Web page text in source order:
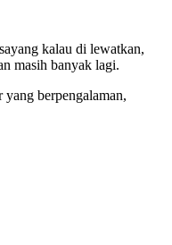
kalau di lewatkan,
masih banyak lagi.
berpengalaman,